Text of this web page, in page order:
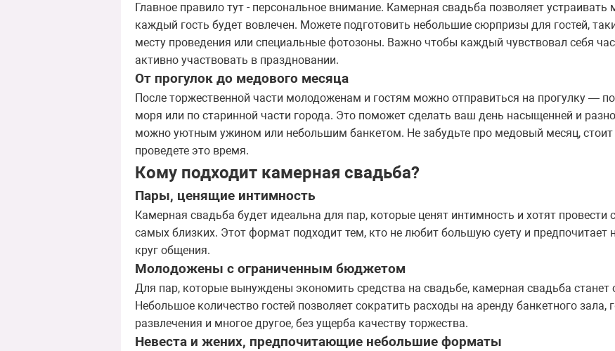
Главное правило тут - персональное внимание. Камерная свадьба позволяет
каждый гость будет вовлечен. Можете подготовить небольшие сюрпризы для гостей,
месту проведения или специальные фотозоны. Важно чтобы каждый чувствовал себя
активно участвовать в праздновании.
От прогулок до медового месяца
После торжественной части молодоженам и гостям можно отправиться на прогулку —
моря или по старинной части города. Это поможет сделать ваш день насыщенней и
можно уютным ужином или небольшим банкетом. Не забудьте про медовый месяц, стоит
проведете это время.
Кому подходит камерная свадьба?
Пары, ценящие интимность
Камерная свадьба будет идеальна для пар, которые ценят интимность и хотят провести
самых близких. Этот формат подходит тем, кто не любит большую суету и
круг общения.
Молодожены с ограниченным бюджетом
Для пар, которые вынуждены экономить средства на свадьбе, камерная свадьба
Небольшое количество гостей позволяет сократить расходы на аренду банкетного зала,
развлечения и многое другое, без ущерба качеству торжества.
Невеста и жених, предпочитающие небольшие форматы